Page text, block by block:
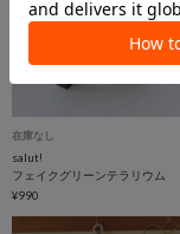
在庫なし
salut!
フェイクグリーンテラリウム
¥990